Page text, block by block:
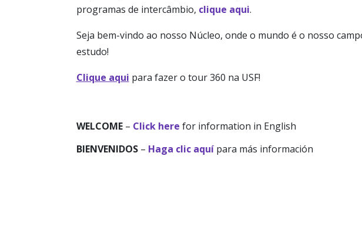
programas de intercâmbio, clique aqui.
Seja bem-vindo ao nosso Núcleo, onde o mundo é o nosso
estudo!
Clique aqui para fazer o tour 360 na USF!
WELCOME– Click here for information in English
BIENVENIDOS– Haga clic aquípara más información